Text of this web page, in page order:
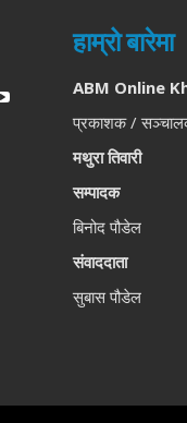
हाम्रो बारेमा
ABM Online
प्रकाशक /
मथुरा तिवारी
सम्पादक
बिनोद पौडेल
संवाददाता
सुबास पौडेल